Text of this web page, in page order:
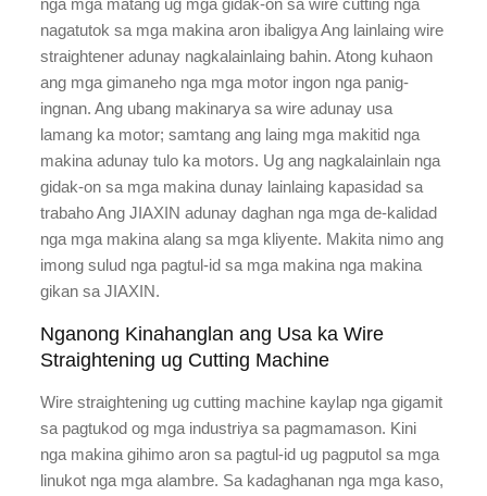
nga mga matang ug mga gidak-on sa wire cutting nga
nagatutok sa mga makina aron ibaligya Ang lainlaing wire
straightener adunay nagkalainlaing bahin. Atong kuhaon
ang mga gimaneho nga mga motor ingon nga panig-
ingnan. Ang ubang makinarya sa wire adunay usa
lamang ka motor; samtang ang laing mga makitid nga
makina adunay tulo ka motors. Ug ang nagkalainlain nga
gidak-on sa mga makina dunay lainlaing kapasidad sa
trabaho Ang JIAXIN adunay daghan nga mga de-kalidad
nga mga makina alang sa mga kliyente. Makita nimo ang
imong sulud nga pagtul-id sa mga makina nga makina
gikan sa JIAXIN.
Nganong Kinahanglan ang Usa ka Wire
Straightening ug Cutting Machine
Wire straightening ug cutting machine kaylap nga gigamit
sa pagtukod og mga industriya sa pagmamason. Kini
nga makina gihimo aron sa pagtul-id ug pagputol sa mga
linukot nga mga alambre. Sa kadaghanan nga mga kaso,